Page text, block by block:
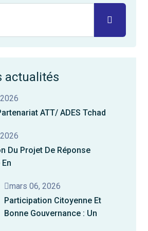
actualités
ATT/ ADES Tchad
Du Projet De Réponse
mars 06, 2026
Participation Citoyenne Et
Bonne Gouvernance : Un